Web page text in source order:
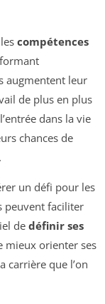
compétences
augmentent leur
de plus en plus
dans la vie
chances de
un défi pour les
peuvent faciliter
de définir ses
mieux orienter ses
carrière que l’on